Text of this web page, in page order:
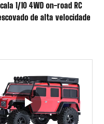
1/10 4WD on-road RC
de alta velocidade